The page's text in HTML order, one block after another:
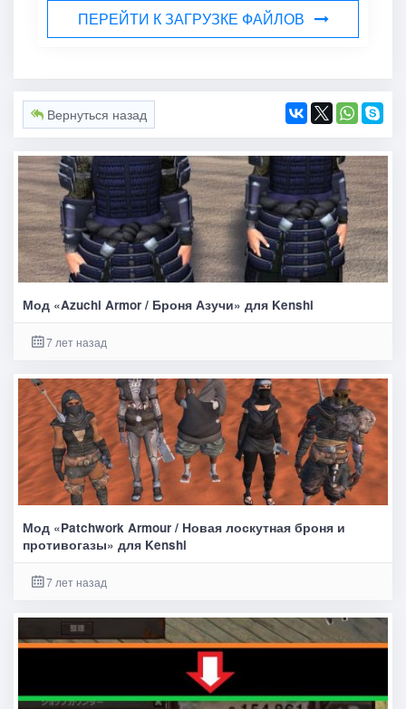
ПЕРЕЙТИ К ЗАГРУЗКЕ ФАЙЛОВ
Вернуться назад
Мод «Azuchi Armor / Броня Азучи» для Kenshi
7 лет назад
Мод «Patchwork Armour / Новая лоскутная броня и
противогазы» для Kenshi
7 лет назад